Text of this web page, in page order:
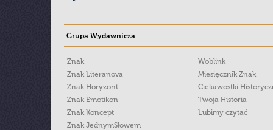
Grupa Wydawnicza:
Znak
Znak Literanova
Znak Horyzont
Znak Emotikon
Znak Koncept
Znak JednymSłowem
Woblink
Miesięcznik Znak
Ciekawostki
Twoja Historia
Lubimy czytać